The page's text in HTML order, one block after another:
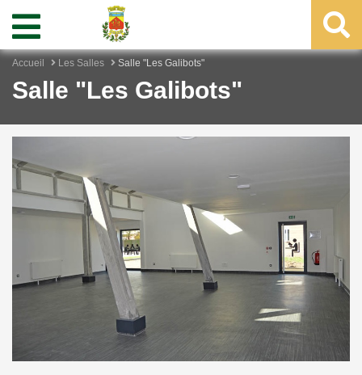
Accueil Les Salles Salle "Les Galibots"
Salle "Les Galibots"